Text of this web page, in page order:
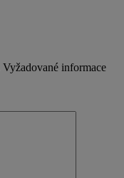
Vyžadované informace